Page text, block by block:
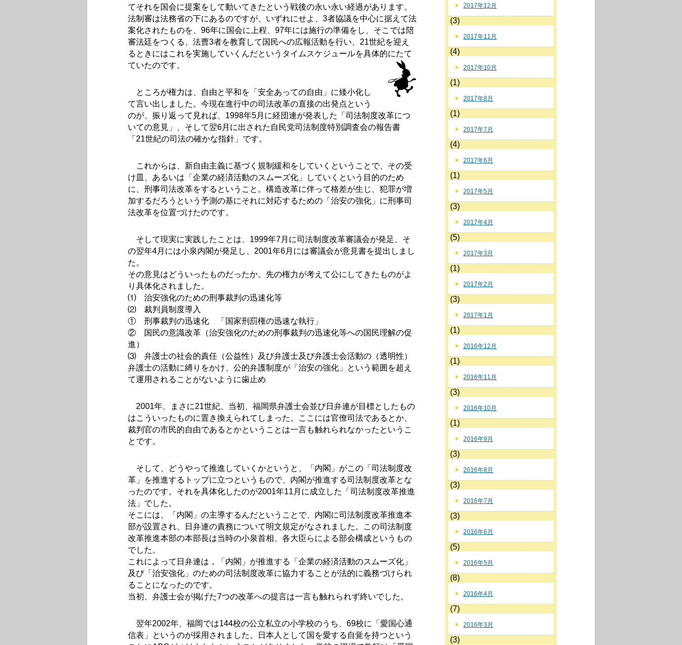
てそれを国会に提案をして動いてきたという戦後の永い永い経過があります。
法制審は法務省の下にあるのですが、いずれにせよ、3者協議を中心に据えて法
案化されたものを、96年に国会に上程、97年には施行の準備をし、そこでは陪
審法廷をつくる、法曹3者を教育して国民への広報活動を行い、21世紀を迎え
るときにはこれを実施していくんだというタイムスケジュールを具体的にたて
ていたのです。
ところが権力は、自由と平和を「安全あっての自由」に矮小化し
て言い出しました。今現在進行中の司法改革の直接の出発点という
のが、振り返って見れば、1998年5月に経団連が発表した「司法制度改革につ
いての意見」、そして翌6月に出された自民党司法制度特別調査会の報告書
「21世紀の司法の確かな指針」です。
これからは、新自由主義に基づく規制緩和をしていくということで、その受
け皿、あるいは「企業の経済活動のスムーズ化」していくという目的のため
に、刑事司法改革をするということ。構造改革に伴って格差が生じ、犯罪が増
加するだろうという予測の基にそれに対応するための「治安の強化」に刑事司
法改革を位置づけたのです。
そして現実に実践したことは、1999年7月に司法制度改革審議会が発足、そ
の翌年4月には小泉内閣が発足し、2001年6月には審議会が意見書を提出しまし
た。
その意見はどういったものだったか。先の権力が考えて公にしてきたものがよ
り具体化されました。
⑴ 治安強化のための刑事裁判の迅速化等
⑵ 裁判員制度導入
① 刑事裁判の迅速化 「国家刑罰権の迅速な執行」
② 国民の意識改革（治安強化のための刑事裁判の迅速化等への国民理解の促
進）
⑶ 弁護士の社会的責任（公益性）及び弁護士及び弁護士会活動の（透明性）
弁護士の活動に縛りをかけ、公的弁護制度が「治安の強化」という範囲を超え
て運用されることがないように歯止め
2001年、まさに21世紀、当初、福岡県弁護士会並び日弁連が目標としたもの
はこういったものに置き換えられてしまった。ここには官僚司法であるとか、
裁判官の市民的自由であるとかということは一言も触れられなかったというこ
とです。
そして、どうやって推進していくかというと、「内閣」がこの「司法制度改
革」を推進するトップに立つというもので、内閣が推進する司法制度改革とな
ったのです。それを具体化したのが2001年11月に成立した「司法制度改革推進
法」でした。
そこには、「内閣」の主導するんだということで、内閣に司法制度改革推進本
部が設置され、日弁連の責務について明文規定がなされました。この司法制度
改革推進本部の本部長は当時の小泉首相、各大臣らによる部会構成というもの
でした。
これによって日弁連は，「内閣」が推進する「企業の経済活動のスムーズ化」
及び「治安強化」のための司法制度改革に協力することが法的に義務づけられ
ることになったのです。
当初、弁護士会が掲げた7つの改革への提言は一言も触れられず終いでした。
翌年2002年、福岡では144校の公立私立の小学校のうち、69校に「愛国心通
信表」というのが採用されました。日本人として国を愛する自覚を持つという
2017年12月
(3)
2017年11月
(4)
2017年10月
(1)
2017年8月
(1)
2017年7月
(4)
2017年6月
(1)
2017年5月
(3)
2017年4月
(5)
2017年3月
(1)
2017年2月
(3)
2017年1月
(1)
2016年12月
(1)
2016年11月
(3)
2016年10月
(1)
2016年9月
(3)
2016年8月
(3)
2016年7月
(3)
2016年6月
(5)
2016年5月
(8)
2016年4月
(7)
2016年3月
(3)